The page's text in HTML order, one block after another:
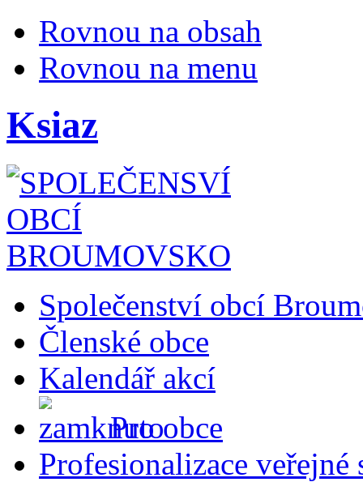
Rovnou na obsah
Rovnou na menu
Ksiaz
Společenství obcí
Členské obce
Kalendář akcí
Pro obce
Profesionalizace veřejné